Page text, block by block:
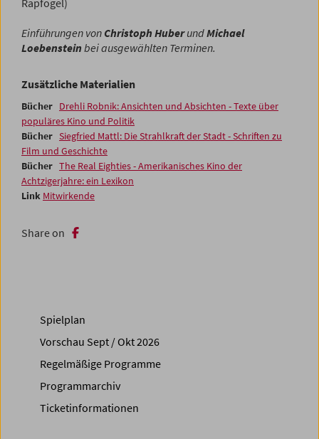
Rapfogel)
Einführungen von Christoph HuberundMichael
Loebenstein bei ausgewählten Terminen.
Zusätzliche Materialien
Bücher Drehli Robnik: Ansichten und Absichten - Texte über
populäres Kino und Politik
Bücher Siegfried Mattl: Die Strahlkraft der Stadt - Schriften zu
Film und Geschichte
Bücher The Real Eighties - Amerikanisches Kino der
Achtzigerjahre: ein Lexikon
Link Mitwirkende
Share on
Spielplan
Vorschau Sept / Okt 2026
Regelmäßige Programme
Programmarchiv
Ticketinformationen